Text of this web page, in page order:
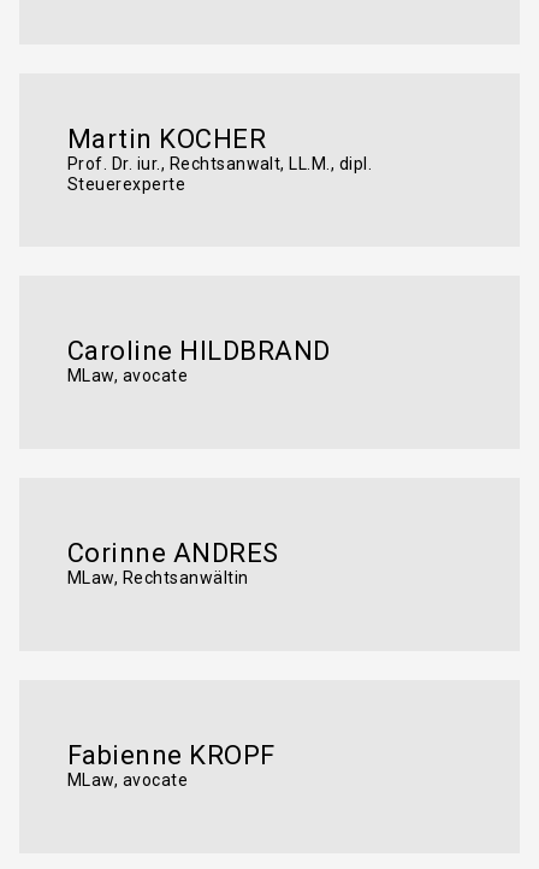
Martin KOCHER
Prof. Dr. iur., Rechtsanwalt, LL.M., dipl.
Steuerexperte
Caroline HILDBRAND
MLaw, avocate
Corinne ANDRES
MLaw, Rechtsanwältin
Fabienne KROPF
MLaw, avocate